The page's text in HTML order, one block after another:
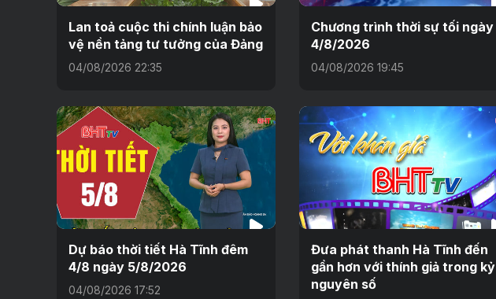
Lan toả cuộc thi chính luận bảo
vệ nền tảng tư tưởng của Đảng
04/08/2026 22:35
Chương trình thời sự tối ngày
4/8/2026
04/08/2026 19:45
Dự báo thời tiết Hà Tĩnh đêm
4/8 ngày 5/8/2026
04/08/2026 17:52
Đưa phát thanh Hà Tĩnh đến
gần hơn với thính giả trong kỷ
nguyên số